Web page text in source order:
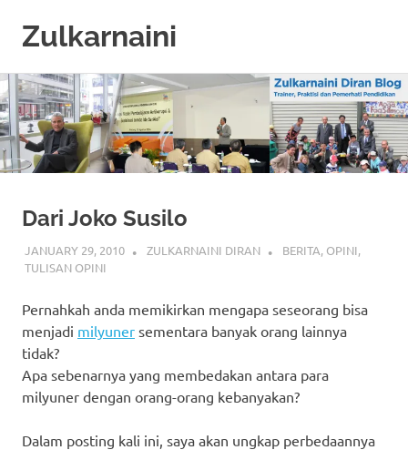
Skip
to
content
Zulkarnaini
Blog
Dari Joko Susilo
JANUARY 29, 2010 ZULKARNAINI DIRAN BERITA, OPINI,
TULISAN OPINI
Pernahkah anda memikirkan mengapa seseorang bisa
menjadi milyuner sementara banyak orang lainnya
tidak?
Apa sebenarnya yang membedakan antara para
milyuner dengan orang-orang kebanyakan?
Dalam posting kali ini, saya akan ungkap perbedaannya